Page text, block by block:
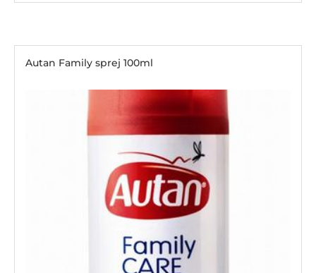
Autan Family sprej 100ml